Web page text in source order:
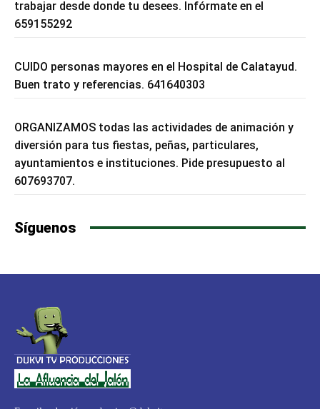
trabajar desde donde tu desees. Infórmate en el
659155292
CUIDO personas mayores en el Hospital de Calatayud.
Buen trato y referencias. 641640303
ORGANIZAMOS todas las actividades de animación y
diversión para tus fiestas, peñas, particulares,
ayuntamientos e instituciones. Pide presupuesto al
607693707.
Síguenos